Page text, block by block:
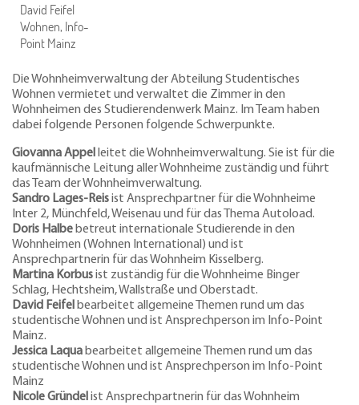
David Feifel
Wohnen, Info-
Point Mainz
Die Wohnheimverwaltung der Abteilung Studentisches
Wohnen vermietet und verwaltet die Zimmer in den
Wohnheimen des Studierendenwerk Mainz. Im Team haben
dabei folgende Personen folgende Schwerpunkte.
Giovanna Appelleitet die Wohnheimverwaltung. Sie ist für die
kaufmännische Leitung aller Wohnheime zuständig und führt
das Team der Wohnheimverwaltung.
Sandro Lages-Reisist Ansprechpartner für die Wohnheime
Inter 2, Münchfeld, Weisenau und für das Thema Autoload.
Doris Halbebetreut internationale Studierende in den
Wohnheimen (Wohnen International) und ist
Ansprechpartnerin für das Wohnheim Kisselberg.
Martina Korbusist zuständig für die Wohnheime Binger
Schlag, Hechtsheim, Wallstraße und Oberstadt.
David Feifelbearbeitet allgemeine Themen rund um das
studentische Wohnen und ist Ansprechperson im Info-Point
Mainz.
Jessica Laquabearbeitet allgemeine Themen rund um das
studentische Wohnen und ist Ansprechperson im Info-Point
Mainz
Nicole Gründelist Ansprechpartnerin für das Wohnheim